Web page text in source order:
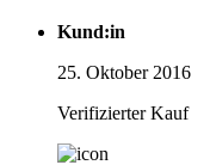
Kund:in
25. Oktober 2016
Verifizierter Kauf